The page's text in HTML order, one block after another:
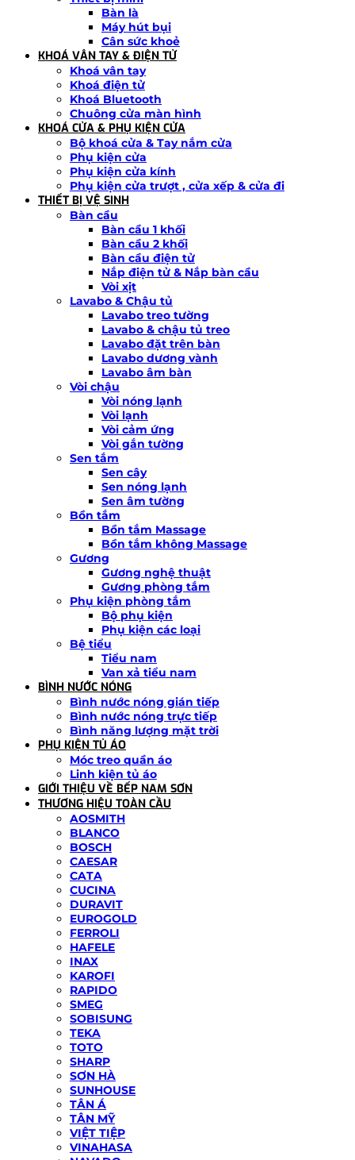
Bàn là
Máy hút bụi
Cân sức khoẻ
KHOÁ VÂN TAY & ĐIỆN TỬ
Khoá vân tay
Khoá điện tử
Khoá Bluetooth
Chuông cửa màn hình
KHOÁ CỬA & PHỤ KIỆN CỬA
Bộ khoá cửa & Tay nắm cửa
Phụ kiện cửa
Phụ kiện cửa kính
Phụ kiện cửa trượt , cửa xếp & cửa đi
THIẾT BỊ VỆ SINH
Bàn cầu
Bàn cầu 1 khối
Bàn cầu 2 khối
Bàn cầu điện tử
Nắp điện tử & Nắp bàn cầu
Vòi xịt
Lavabo & Chậu tủ
Lavabo treo tường
Lavabo & chậu tủ treo
Lavabo đặt trên bàn
Lavabo dương vành
Lavabo âm bàn
Vòi chậu
Vòi nóng lạnh
Vòi lạnh
Vòi cảm ứng
Vòi gắn tường
Sen tắm
Sen cây
Sen nóng lạnh
Sen âm tường
Bồn tắm
Bồn tắm Massage
Bồn tắm không Massage
Gương
Gương nghệ thuật
Gương phòng tắm
Phụ kiện phòng tắm
Bộ phụ kiện
Phụ kiện các loại
Bệ tiểu
Tiểu nam
Van xả tiểu nam
BÌNH NƯỚC NÓNG
Bình nước nóng gián tiếp
Bình nước nóng trực tiếp
Bình năng lượng mặt trời
PHỤ KIỆN TỦ ÁO
Móc treo quần áo
Linh kiện tủ áo
GIỚI THIỆU VỀ BẾP NAM SƠN
THƯƠNG HIỆU TOÀN CẦU
AOSMITH
BLANCO
BOSCH
CAESAR
CATA
CUCINA
DURAVIT
EUROGOLD
FERROLI
HAFELE
INAX
KAROFI
RAPIDO
SMEG
SOBISUNG
TEKA
TOTO
SHARP
SƠN HÀ
SUNHOUSE
TÂN Á
TÂN MỸ
VIỆT TIỆP
VINAHASA